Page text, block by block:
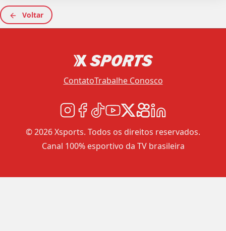
Voltar
ContatoTrabalhe Conosco
© 2026 Xsports. Todos os direitos reservados.
Canal 100% esportivo da TV brasileira